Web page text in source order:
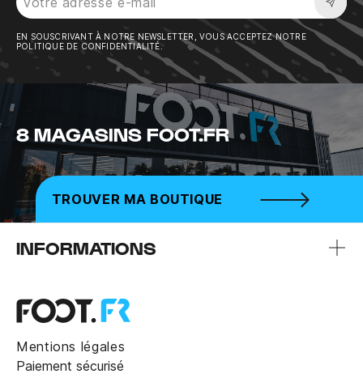
EN SOUSCRIVANT À NOTRE NEWSLETTER, VOUS ACCEPTEZ NOTRE
POLITIQUE DE CONFIDENTIALITÉ.
8 MAGASINS FOOT.FR
TROUVER MA BOUTIQUE
INFORMATIONS
Mentions légales
Paiement sécurisé